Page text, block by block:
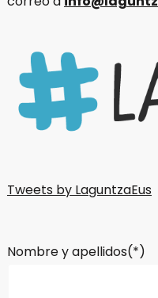
Tweets by LaguntzaEus
Nombre y apellidos(*)